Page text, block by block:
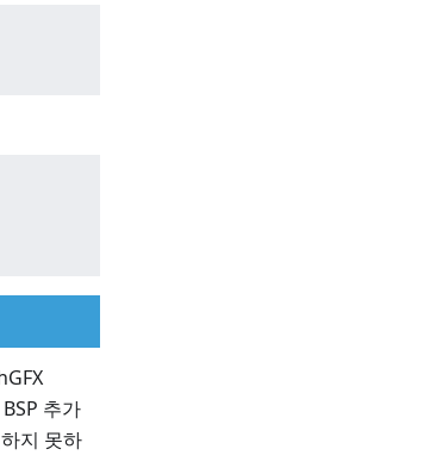
추가
지 못하